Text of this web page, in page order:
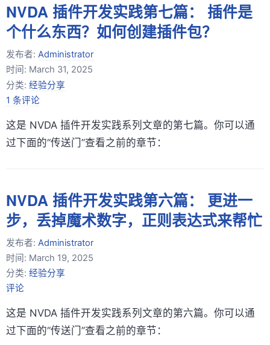
NVDA 插件开发实践第七篇： 插件是
个什么东西？如何创建插件包？
发布者: Administrator
时间: March 31, 2025
分类: 经验分享
1 条评论
这是 NVDA 插件开发实践系列文章的第七篇。你可以通
过下面的“传送门”查看之前的章节：
NVDA 插件开发实践第六篇： 更进一
步，丢掉魔术数字，正则表达式来帮忙
发布者: Administrator
时间: March 19, 2025
分类: 经验分享
评论
这是 NVDA 插件开发实践系列文章的第六篇。你可以通
过下面的“传送门”查看之前的章节：